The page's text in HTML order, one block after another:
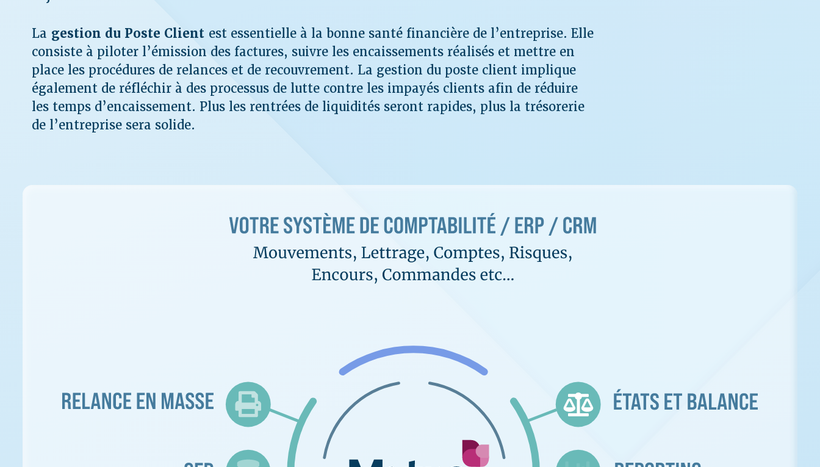
La gestion du Poste Client est essentielle à la bonne santé financière de l’entreprise. Elle
consiste à piloter l’émission des factures, suivre les encaissements réalisés et mettre en
place les procédures de relances et de recouvrement. La gestion du poste client implique
également de réfléchir à des processus de lutte contre les impayés clients afin de réduire
les temps d’encaissement. Plus les rentrées de liquidités seront rapides, plus la trésorerie
de l’entreprise sera solide.